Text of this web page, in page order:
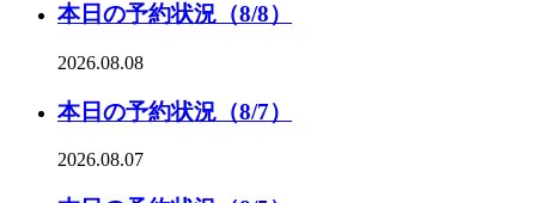
本日の予約状況（8/8）
2026.08.08
本日の予約状況（8/7）
2026.08.07